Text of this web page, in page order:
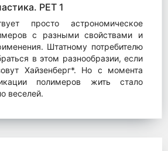
PET 1
просто астрономическое
с разными свойствами и
Штатному потребителю
в этом разнообразии, если
Хайзенберг*. Но с момента
полимеров жить стало
веселей.